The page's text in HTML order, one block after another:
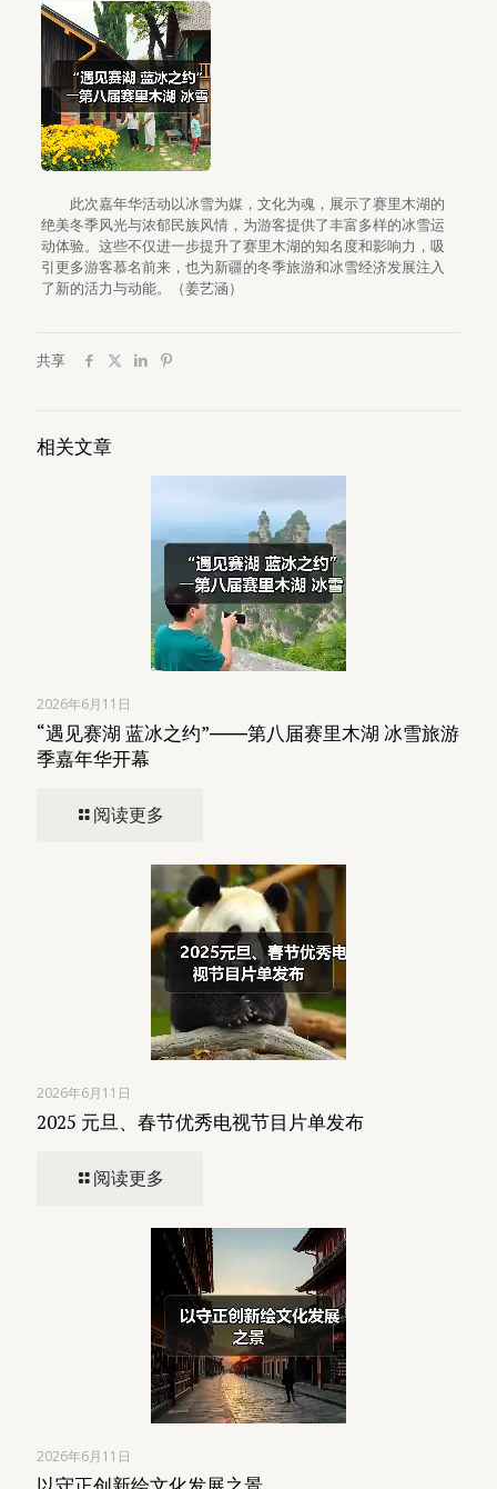
此次嘉年华活动以冰雪为媒，文化为魂，展示了赛里木湖的
绝美冬季风光与浓郁民族风情，为游客提供了丰富多样的冰雪运
动体验。这些不仅进一步提升了赛里木湖的知名度和影响力，吸
引更多游客慕名前来，也为新疆的冬季旅游和冰雪经济发展注入
了新的活力与动能。（姜艺涵）
共享
相关文章
2026年6月11日
“遇见赛湖 蓝冰之约”――第八届赛里木湖 冰雪旅游
季嘉年华开幕
阅读更多
2026年6月11日
2025 元旦、春节优秀电视节目片单发布
阅读更多
2026年6月11日